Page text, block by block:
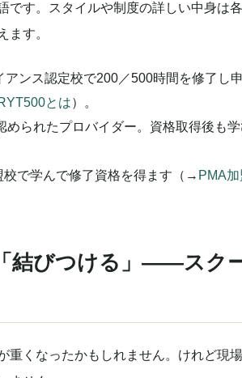
です。スタイルや制度の詳しい中身は
ます。
アンス認定校で200／500時間を修了し
とは）。
められたプロバイダー。資格取得後も
校で学んで修了資格を得ます（→ PMA
結びつける」——スク
重くなったかもしれません。けれど現